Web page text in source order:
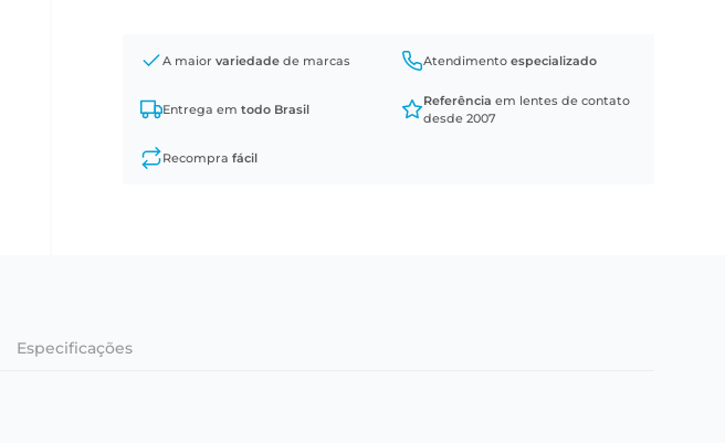
A maior variedadede marcas Atendimentoespecializado
Entrega em todo Brasil
Referência em lentes de contato
desde 2007
Recompra fácil
Especificações